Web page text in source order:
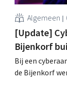
Algemeen
[Update]
Bijenkorf
Bij een
de Bijenkorf